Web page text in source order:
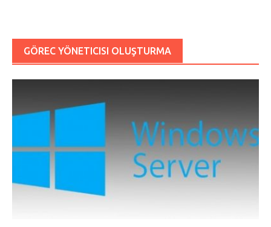
GÖREC YÖNETICISI OLUŞTURMA